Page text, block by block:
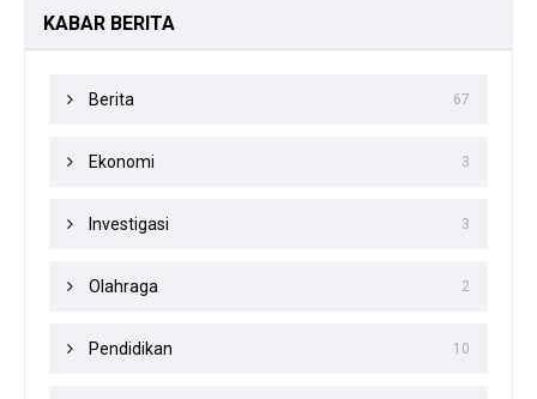
KABAR BERITA
Berita 67
Ekonomi 3
Investigasi 3
Olahraga 2
Pendidikan 10